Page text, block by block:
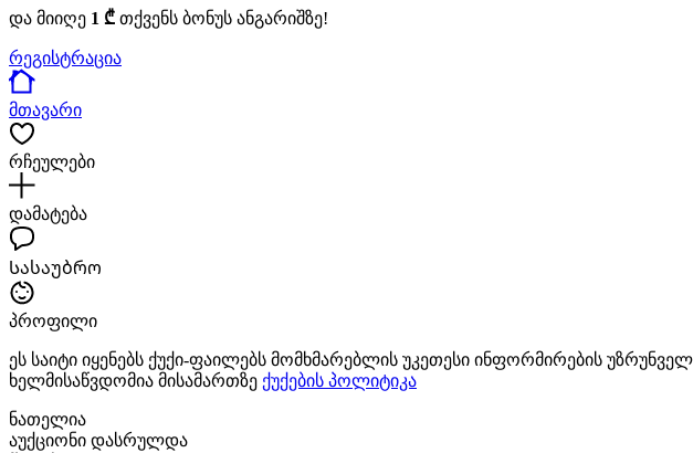
და მიიღე 1 ₾ თქვენს ბონუს ანგარიშზე!
რეგისტრაცია
მთავარი
რჩეულები
დამატება
Სასაუბრო
პროფილი
ეს საიტი იყენებს ქუქი-ფაილებს მომხმარებლის უკეთესი ინფორმირების
ხელმისაწვდომია მისამართზე ქუქების პოლიტიკა
ნათელია
აუქციონი დასრულდა